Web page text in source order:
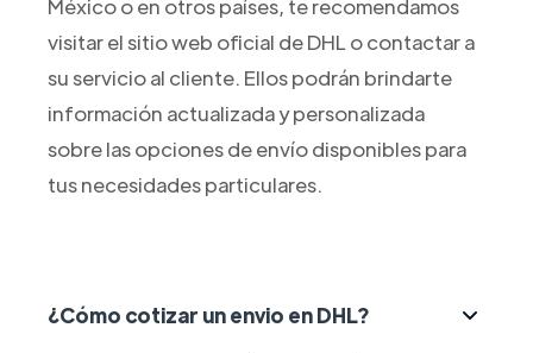
México o en otros países, te recomendamos
visitar el sitio web oficial de DHL o contactar a
su servicio al cliente. Ellos podrán brindarte
información actualizada y personalizada
sobre las opciones de envío disponibles para
tus necesidades particulares.
¿Cómo cotizar un envio en DHL?